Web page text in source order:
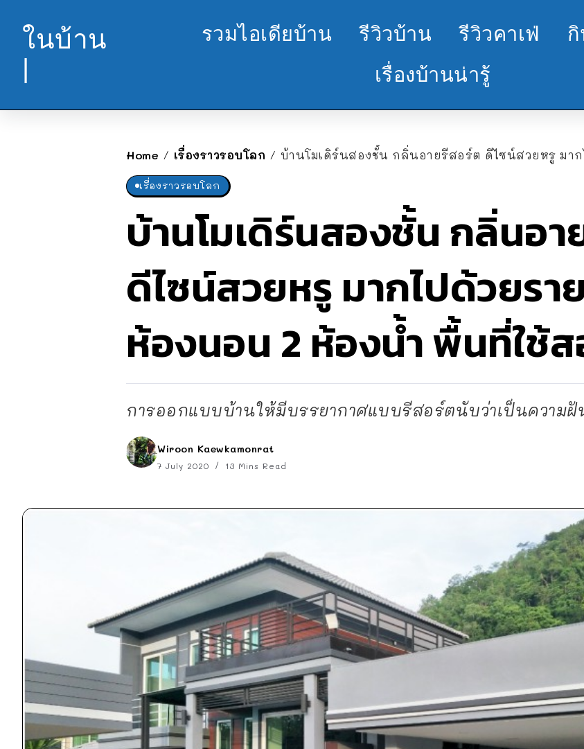
ในบ้าน
|
รวมไอเดียบ้าน รีวิวบ้าน รีวิวคาเฟ่
เรื่องบ้านน่ารู้
Home / เรื่องราวรอบโลก / บ้านโมเดิร์นสองชั้น กลิ่นอายรีสอร์ต ดีไซน์สวยหรู มากไปด้วยรายละ
เรื่องราวรอบโลก
บ้านโมเดิร์นสองชั้น กลิ่นอ
ดีไซน์สวยหรู มากไปด้วยรา
ห้องนอน 2 ห้องน้ำ พื้นที่ใช้
การออกแบบบ้านให้มีบรรยากาศแบบรีสอร์ตนับว่าเป็นความฝั
Wiroon Kaewkamonrat
7 July 2020 13 Mins Read